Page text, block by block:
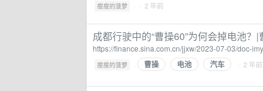
瘦瘦的菠萝 · · 2 年前
成都行驶中的“曹操60”为何会掉电池？
https://finance.sina.com.cn/jjxw/2023-07-03/doc-
瘦瘦的菠萝 · 曹操 电池 汽车 · 2 年前